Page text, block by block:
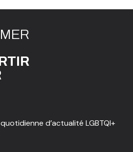
MER
TIR
d’actualité LGBTQI+